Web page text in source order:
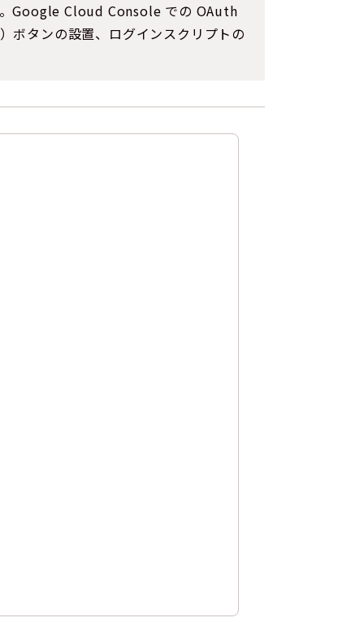
Google Cloud Console での OAuth
ボタンの設置、ログインスクリプトの